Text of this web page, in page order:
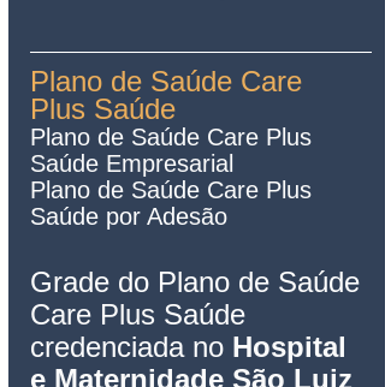
Plano de Saúde Care
Plus Saúde
Plano de Saúde Care Plus
Saúde Empresarial
Plano de Saúde Care Plus
Saúde por Adesão
Grade do Plano de Saúde
Care Plus Saúde
credenciada no Hospital
e Maternidade São Luiz